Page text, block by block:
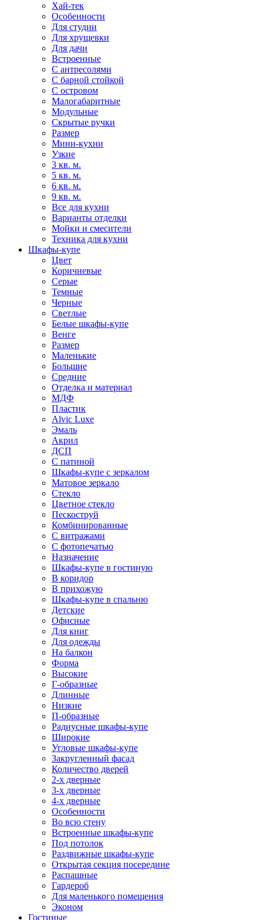
Хай-тек
Особенности
Для студии
Для хрущевки
Для дачи
Встроенные
С антресолями
С барной стойкой
С островом
Малогабаритные
Модульные
Скрытые ручки
Размер
Мини-кухни
Узкие
3 кв. м.
5 кв. м.
6 кв. м.
9 кв. м.
Все для кухни
Варианты отделки
Мойки и смесители
Техника для кухни
Шкафы-купе
Цвет
Коричневые
Серые
Темные
Черные
Светлые
Белые шкафы-купе
Венге
Размер
Маленькие
Большие
Средние
Отделка и материал
МДФ
Пластик
Alvic Luxe
Эмаль
Акрил
ДСП
С патиной
Шкафы-купе с зеркалом
Матовое зеркало
Стекло
Цветное стекло
Пескоструй
Комбинированные
С витражами
С фотопечатью
Назначение
Шкафы-купе в гостиную
В коридор
В прихожую
Шкафы-купе в спальню
Детские
Офисные
Для книг
Для одежды
На балкон
Форма
Высокие
Г-образные
Длинные
Низкие
П-образные
Радиусные шкафы-купе
Широкие
Угловые шкафы-купе
Закругленный фасад
Количество дверей
2-х дверные
3-х дверные
4-х дверные
Особенности
Во всю стену
Встроенные шкафы-купе
Под потолок
Раздвижные шкафы-купе
Открытая секция посередине
Распашные
Гардероб
Для маленького помещения
Эконом
Гостиные